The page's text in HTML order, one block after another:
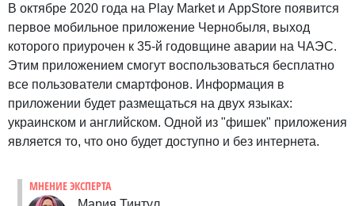
В октябре 2020 года на Play Market и AppStore появится
первое мобильное приложение Чернобыля, выход
которого приурочен к 35-й годовщине аварии на ЧАЭС.
Этим приложением смогут воспользоваться бесплатно
все пользователи смартфонов. Информация в
приложении будет размещаться на двух языках:
украинском и английском. Одной из "фишек" приложения
является то, что оно будет доступно и без интернета.
МНЕНИЕ ЭКСПЕРТА